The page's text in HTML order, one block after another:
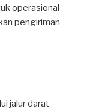
operasional
pengiriman
jalur darat